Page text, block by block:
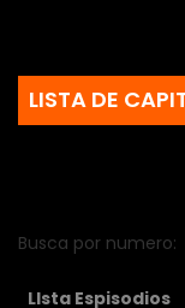
cayó del cielo y
nuevo Empleado?
empiece con Excel
LISTA DE
Busca por numero:
LIsta Espisodios